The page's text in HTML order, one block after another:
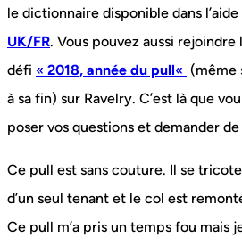
le dictionnaire disponible dans l’aide
UK/FR. Vous pouvez aussi rejoindre
défi « 2018, année du pull« (même
à sa fin) sur Ravelry. C’est là que
poser vos questions et demander de
Ce pull est sans couture. Il se
d’un seul tenant et le col est
Ce pull m’a pris un temps fou mais